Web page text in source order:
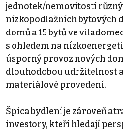
jednotek/nemovitostí
nízkopodlažních bytových
domů a 15 bytů ve
s ohledem na
úsporný provoz nových
dlouhodobou udržitelnost
materiálové provedení.
Špica bydlení je zároveň
investory, kteří hledají